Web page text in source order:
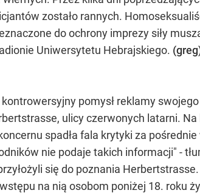
zostało rannych.
do ochrony imprezy siły
Uniwersytetu Hebrajskiego.
pomysł reklamy
ulicy czerwonych latarni.
spadła fala krytyki za
nie podaje takich informacji" -
się do poznania
na nią osobom poniżej 18. roku